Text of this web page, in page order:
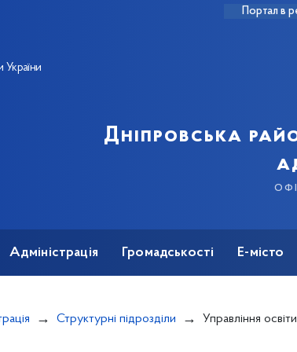
Портал в
України
Дніпровська
Адміністрація Громадськості Е-місто
Структурні підрозділи Управління освіти